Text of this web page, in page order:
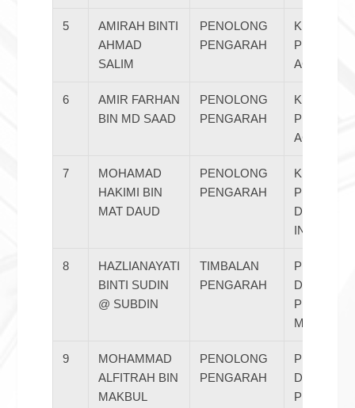
5
AMIRAH BINTI
AHMAD
SALIM
PENOLONG
PENGARAH
KEMPEN /
ACARA
6
AMIR FARHAN
BIN MD SAAD
PENOLONG
PENGARAH
KEMPEN /
ACARA
7
MOHAMAD
HAKIMI BIN
MAT DAUD
PENOLONG
PENGARAH
KEMPEN /
DAN
8
HAZLIANAYATI
BINTI SUDIN
@ SUBDIN
TIMBALAN
PENGARAH
DAN
9
MOHAMMAD
ALFITRAH BIN
MAKBUL
PENOLONG
PENGARAH
DAN